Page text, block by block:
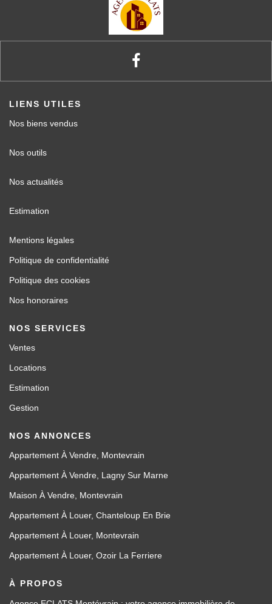
LIENS UTILES
Nos biens vendus
Nos outils
Nos actualités
Estimation
Mentions légales
Politique de confidentialité
Politique des cookies
Nos honoraires
NOS SERVICES
Ventes
Locations
Estimation
Gestion
NOS ANNONCES
Appartement À Vendre, Montevrain
Appartement À Vendre, Lagny Sur Marne
Maison À Vendre, Montevrain
Appartement À Louer, Chanteloup En Brie
Appartement À Louer, Montevrain
Appartement À Louer, Ozoir La Ferriere
À PROPOS